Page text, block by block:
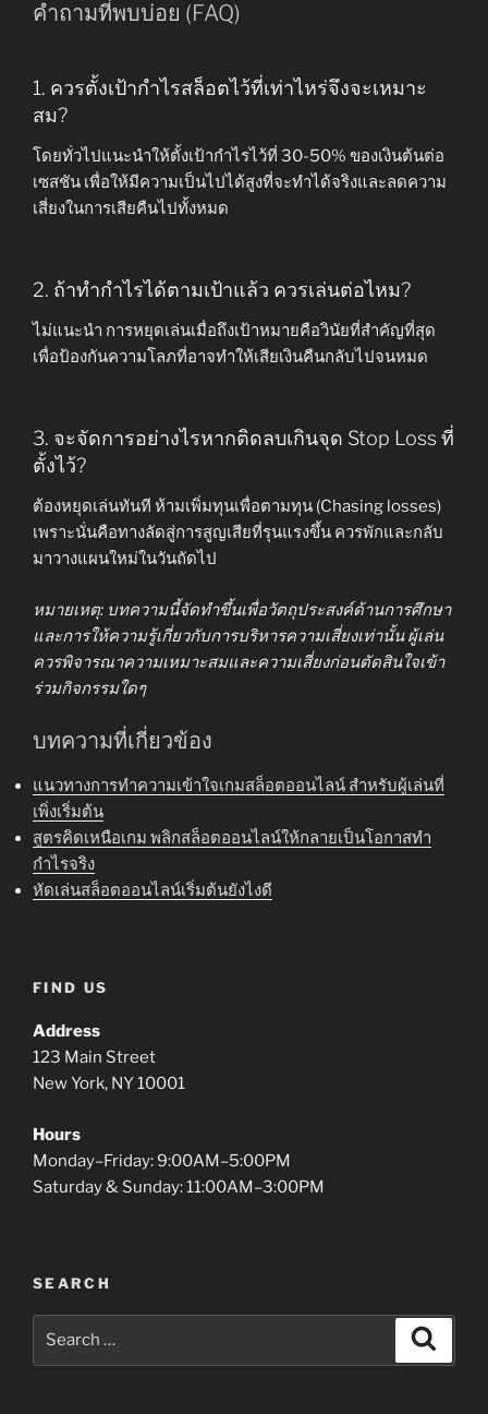
คำถามที่พบบ่อย (FAQ)
1. ควรตั้งเป้ากำไรสล็อตไว้ที่เท่าไหร่จึงจะเหมาะ
สม?
โดยทั่วไปแนะนำให้ตั้งเป้ากำไรไว้ที่ 30-50% ของเงินต้นต่อ
เซสชัน เพื่อให้มีความเป็นไปได้สูงที่จะทำได้จริงและลดความ
เสี่ยงในการเสียคืนไปทั้งหมด
2. ถ้าทำกำไรได้ตามเป้าแล้ว ควรเล่นต่อไหม?
ไม่แนะนำ การหยุดเล่นเมื่อถึงเป้าหมายคือวินัยที่สำคัญที่สุด
เพื่อป้องกันความโลภที่อาจทำให้เสียเงินคืนกลับไปจนหมด
3. จะจัดการอย่างไรหากติดลบเกินจุด Stop Loss ที่
ตั้งไว้?
ต้องหยุดเล่นทันที ห้ามเพิ่มทุนเพื่อตามทุน (Chasing losses)
เพราะนั่นคือทางลัดสู่การสูญเสียที่รุนแรงขึ้น ควรพักและกลับ
มาวางแผนใหม่ในวันถัดไป
หมายเหตุ: บทความนี้จัดทำขึ้นเพื่อวัตถุประสงค์ด้านการศึกษา
และการให้ความรู้เกี่ยวกับการบริหารความเสี่ยงเท่านั้น ผู้เล่น
ควรพิจารณาความเหมาะสมและความเสี่ยงก่อนตัดสินใจเข้า
ร่วมกิจกรรมใดๆ
บทความที่เกี่ยวข้อง
แนวทางการทำความเข้าใจเกมสล็อตออนไลน์ สำหรับผู้เล่นที่
เพิ่งเริ่มต้น
สูตรคิดเหนือเกม พลิกสล็อตออนไลน์ให้กลายเป็นโอกาสทำ
กำไรจริง
หัดเล่นสล็อตออนไลน์เริ่มต้นยังไงดี
FIND US
Address
123 Main Street
New York, NY 10001
Hours
Monday–Friday: 9:00AM–5:00PM
Saturday & Sunday: 11:00AM–3:00PM
SEARCH